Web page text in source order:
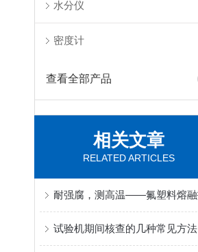
水分仪
密度计
查看全部产品
相关文章
RELATED ARTICLES
试验机期间核查的几种常见方法